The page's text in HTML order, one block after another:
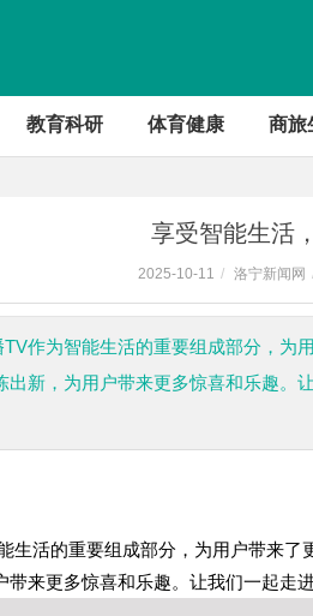
教育科研 体育健康 商旅
享受智能生活
2025-10-11 / 洛宁新闻网
作为智能生活的重要组成部分，为
出新，为用户带来更多惊喜和乐趣
生活的重要组成部分，为用户带来
带来更多惊喜和乐趣。让我们一起走